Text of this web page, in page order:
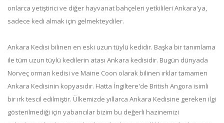
onlarca yetiştirici ve diğer hayvanat bahçeleri yetkilileri Ankara'ya,
sadece kedi almak için gelmekteydiler.
Ankara Kedisi bilinen en eski uzun tüylü kedidir. Başka bir tanımlama
ile tüm uzun tüylü kedilerin atası Ankara kedisidir. Bugün dünyada
Norveç orman kedisi ve Maine Coon olarak bilinen ırklar tamamen
Ankara Kedisinin kopyasıdır. Hatta İngiltere'de British Angora isimli
bir ırk tescil edilmiştir. Ülkemizde yıllarca Ankara Kedisine gereken ilgi
gösterilmediği için yabancılar bizim bu değerli hazinemizi